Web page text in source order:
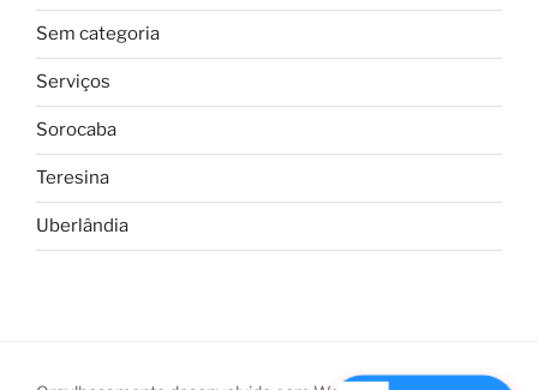
Sem categoria
Serviços
Sorocaba
Teresina
Uberlândia